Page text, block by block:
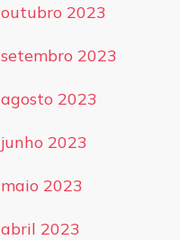
outubro 2023
setembro 2023
agosto 2023
junho 2023
maio 2023
abril 2023